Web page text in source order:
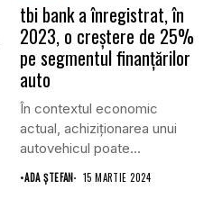
tbi bank a înregistrat, în
2023, o creștere de 25%
pe segmentul finanțărilor
auto
În contextul economic
actual, achiziționarea unui
autovehicul poate
reprezenta o investiție
considerabilă...
•ADA ȘTEFAN 15 MARTIE 2024